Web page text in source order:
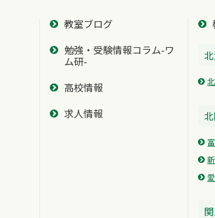
教室ブログ
勉強・受験情報コラム-ワ
ム研-
高校情報
求人情報